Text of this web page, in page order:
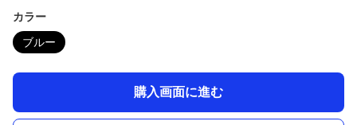
カラー
ブルー
購入画面に進む